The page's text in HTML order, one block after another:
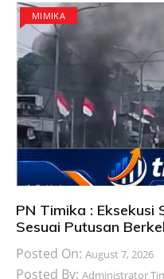
MIMIKA
PN Timika : Eksekusi
Sesuai Putusan
Posted On: August 7, 2026
Posted By: Administrator